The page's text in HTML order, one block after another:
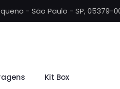
- São Paulo - SP, 05379-
Kit Box